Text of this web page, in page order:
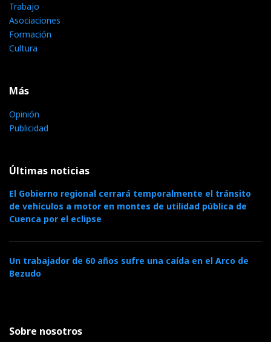
Trabajo
Asociaciones
Formación
Cultura
Más
Opinión
Publicidad
Últimas noticias
El Gobierno regional cerrará temporalmente el tránsito
de vehículos a motor en montes de utilidad pública de
Cuenca por el eclipse
Un trabajador de 60 años sufre una caída en el Arco de
Bezudo
Sobre nosotros